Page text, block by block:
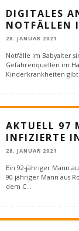
DIGITALES
NOTFÄLLEN
28. JANUAR 2021
Notfälle im Babyalter
Gefahrenquellen im
Kinderkrankheiten gibt
AKTUELL 97
INFIZIERTE
28. JANUAR 2021
Ein 92-jähriger Mann
90-jähriger Mann aus
dem C...